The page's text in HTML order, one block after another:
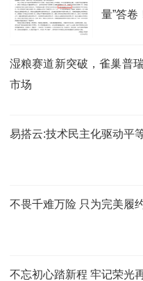
量”答卷
湿粮赛道新突破，雀巢普
市场
易搭云:技术民主化驱动平
不畏千难万险 只为完美履
不忘初心踏新程 牢记荣光